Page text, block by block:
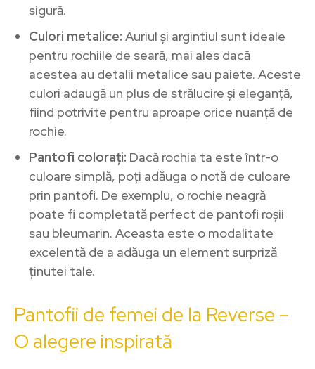
sigură.
Culori metalice: Auriul și argintiul sunt ideale
pentru rochiile de seară, mai ales dacă
acestea au detalii metalice sau paiete. Aceste
culori adaugă un plus de strălucire și eleganță,
fiind potrivite pentru aproape orice nuanță de
rochie.
Pantofi colorați: Dacă rochia ta este într-o
culoare simplă, poți adăuga o notă de culoare
prin pantofi. De exemplu, o rochie neagră
poate fi completată perfect de pantofi roșii
sau bleumarin. Aceasta este o modalitate
excelentă de a adăuga un element surpriză
ținutei tale.
Pantofii de femei de la Reverse –
O alegere inspirată